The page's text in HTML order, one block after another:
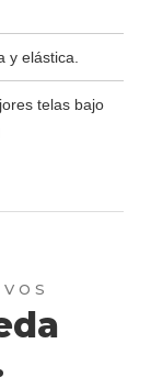
y elástica.
telas bajo